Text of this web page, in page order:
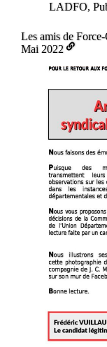
LADFO,
Les amis de
Mai 2022